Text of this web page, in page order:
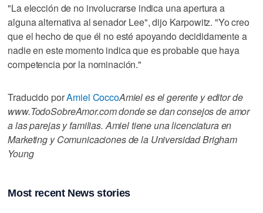
"La elección de no involucrarse indica una apertura a
alguna alternativa al senador Lee", dijo Karpowitz. "Yo creo
que el hecho de que él no esté apoyando decididamente a
nadie en este momento indica que es probable que haya
competencia por la nominación."
Traducido porAmiel CoccoAmiel es el gerente y editor de
www.TodoSobreAmor.com donde se dan consejos de amor
a las parejas y familias. Amiel tiene una licenciatura en
Marketing y Comunicaciones de la Universidad Brigham
Young
Most recent News stories